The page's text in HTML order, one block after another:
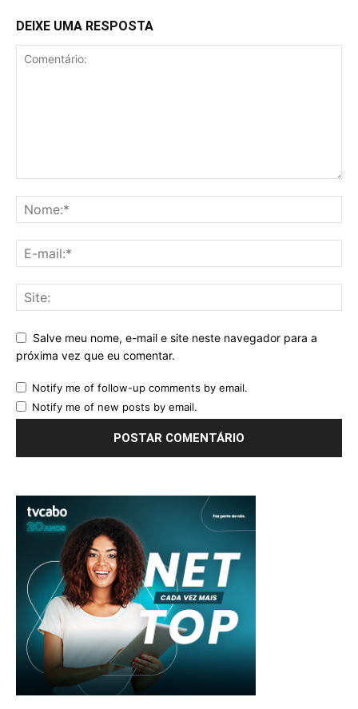
DEIXE UMA RESPOSTA
Salve meu nome, e-mail e site neste navegador para a
próxima vez que eu comentar.
Notify me of follow-up comments by email.
Notify me of new posts by email.